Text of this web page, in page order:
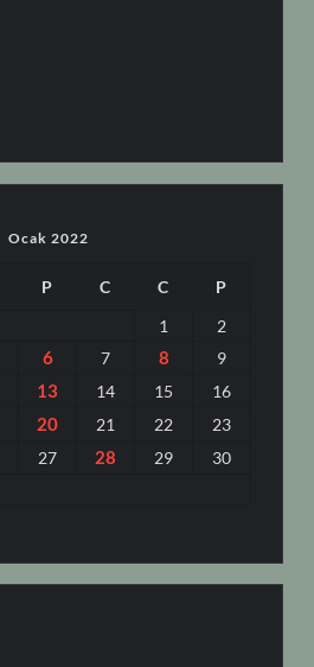
Ocak 2022
P C C
P
1
2
6 7 8
9
13 14 15
16
20 21 22
23
27 28 29
30